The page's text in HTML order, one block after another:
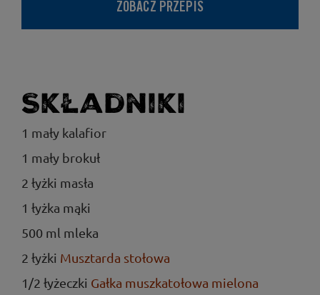
ZOBACZ PRZEPIS
Składniki
1 mały kalafior
1 mały brokuł
2 łyżki masła
1 łyżka mąki
500 ml mleka
2 łyżki Musztarda stołowa
1/2 łyżeczki Gałka muszkatołowa mielona